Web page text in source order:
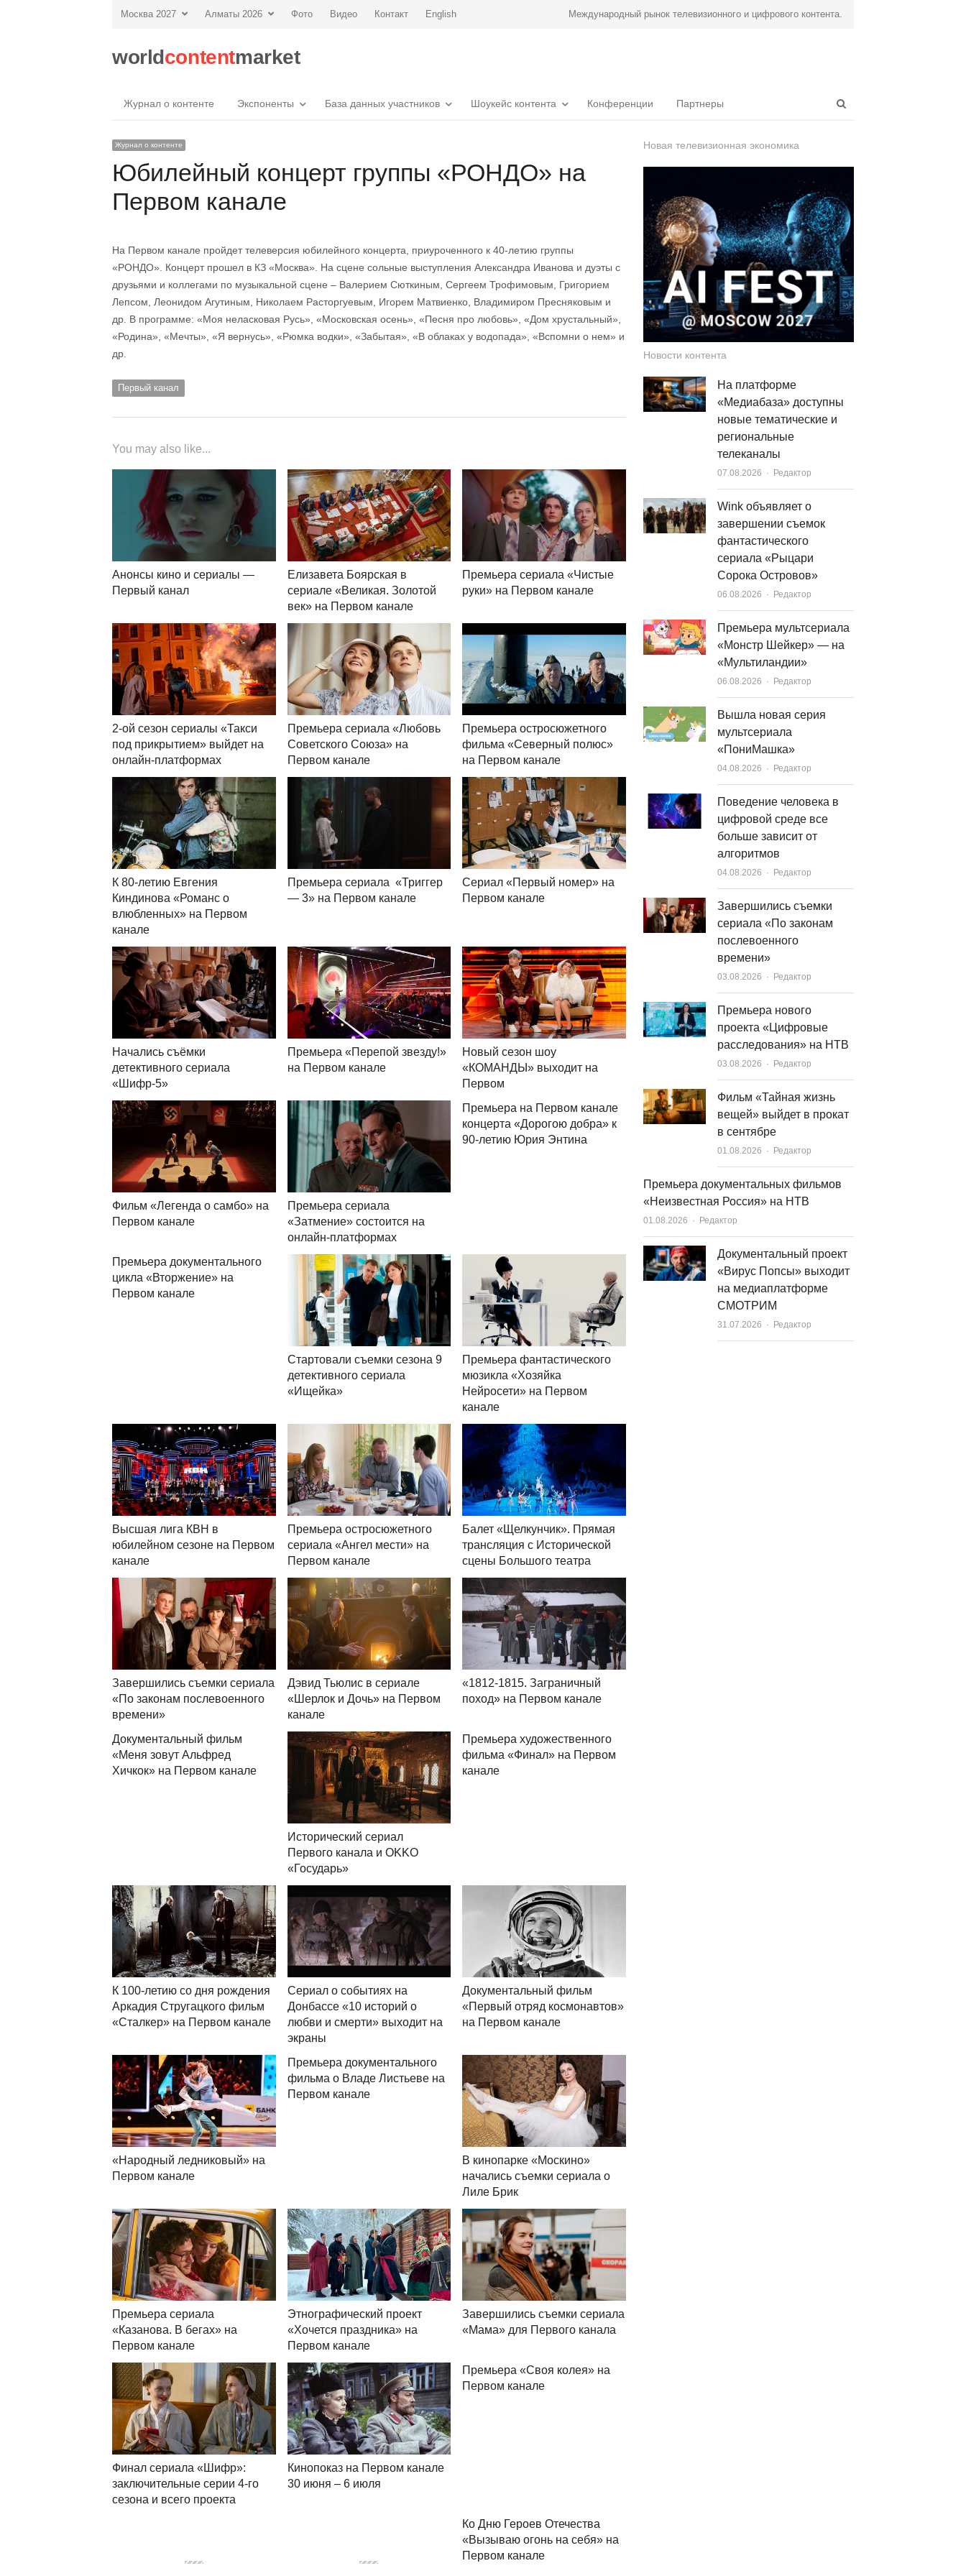
Москва 2027 Алматы 2026 Фото Видео Контакт English Международный рынок телевизионного и цифрового контента.
worldcontentmarket
Журнал о контенте Экспоненты База данных участников Шоукейс контента Конференции Партнеры
Журнал о контенте
Юбилейный концерт группы «РОНДО» на
Первом канале
На Первом канале пройдет телеверсия юбилейного концерта, приуроченного к 40-летию группы
«РОНДО». Концерт прошел в КЗ «Москва». На сцене сольные выступления Александра Иванова и дуэты с
друзьями и коллегами по музыкальной сцене – Валерием Сюткиным, Сергеем Трофимовым, Григорием
Лепсом, Леонидом Агутиным, Николаем Расторгуевым, Игорем Матвиенко, Владимиром Пресняковым и
др. В программе: «Моя неласковая Русь», «Московская осень», «Песня про любовь», «Дом хрустальный»,
«Родина», «Мечты», «Я вернусь», «Рюмка водки», «Забытая», «В облаках у водопада», «Вспомни о нем» и
др.
Первый канал
You may also like...
Анонсы кино и сериалы —
Первый канал
Елизавета Боярская в
сериале «Великая. Золотой
век» на Первом канале
Премьера сериала «Чистые
руки» на Первом канале
2-ой сезон сериалы «Такси
под прикрытием» выйдет на
онлайн-платформах
Премьера сериала «Любовь
Советского Союза» на
Первом канале
Премьера остросюжетного
фильма «Северный полюс»
на Первом канале
К 80-летию Евгения
Киндинова «Романс о
влюбленных» на Первом
канале
Премьера сериала «Триггер
— 3» на Первом канале
Сериал «Первый номер» на
Первом канале
Начались съёмки
детективного сериала
«Шифр-5»
Премьера «Перепой звезду!»
на Первом канале
Новый сезон шоу
«КОМАНДЫ» выходит на
Первом
Фильм «Легенда о самбо» на
Первом канале
Премьера сериала
«Затмение» состоится на
онлайн-платформах
Премьера на Первом канале
концерта «Дорогою добра» к
90-летию Юрия Энтина
Премьера документального
цикла «Вторжение» на
Первом канале
Стартовали съемки сезона 9
детективного сериала
«Ищейка»
Премьера фантастического
мюзикла «Хозяйка
Нейросети» на Первом
канале
Высшая лига КВН в
юбилейном сезоне на Первом
канале
Премьера остросюжетного
сериала «Ангел мести» на
Первом канале
Балет «Щелкунчик». Прямая
трансляция с Исторической
сцены Большого театра
Завершились съемки сериала
«По законам послевоенного
времени»
Дэвид Тьюлис в сериале
«Шерлок и Дочь» на Первом
канале
«1812-1815. Заграничный
поход» на Первом канале
Документальный фильм
«Меня зовут Альфред
Хичкок» на Первом канале
Исторический сериал
Первого канала и OKKO
«Государь»
Премьера художественного
фильма «Финал» на Первом
канале
К 100-летию со дня рождения
Аркадия Стругацкого фильм
«Сталкер» на Первом канале
Сериал о событиях на
Донбассе «10 историй о
любви и смерти» выходит на
экраны
Документальный фильм
«Первый отряд космонавтов»
на Первом канале
«Народный ледниковый» на
Первом канале
Премьера документального
фильма о Владе Листьеве на
Первом канале
В кинопарке «Москино»
начались съемки сериала о
Лиле Брик
Премьера сериала
«Казанова. В бегах» на
Первом канале
Этнографический проект
«Хочется праздника» на
Первом канале
Завершились съемки сериала
«Мама» для Первого канала
Финал сериала «Шифр»:
заключительные серии 4-го
сезона и всего проекта
Кинопоказ на Первом канале
30 июня – 6 июля
Премьера «Своя колея» на
Первом канале
Ко Дню Героев Отечества
«Вызываю огонь на себя» на
Первом канале
Новая телевизионная экономика
Новости контента
На платформе
«Медиабаза» доступны
новые тематические и
региональные
телеканалы
07.08.2026 Author
Редактор
Wink объявляет о
завершении съемок
фантастического
сериала «Рыцари
Сорока Островов»
06.08.2026 Author
Редактор
Премьера мультсериала
«Монстр Шейкер» — на
«Мультиландии»
06.08.2026 Author
Редактор
Вышла новая серия
мультсериала
«ПониМашка»
04.08.2026 Author
Редактор
Поведение человека в
цифровой среде все
больше зависит от
алгоритмов
04.08.2026 Author
Редактор
Завершились съемки
сериала «По законам
послевоенного
времени»
03.08.2026 Author
Редактор
Премьера нового
проекта «Цифровые
расследования» на НТВ
03.08.2026 Author
Редактор
Фильм «Тайная жизнь
вещей» выйдет в прокат
в сентябре
01.08.2026 Author
Редактор
Премьера документальных фильмов
«Неизвестная Россия» на НТВ
01.08.2026 Author
Редактор
Документальный проект
«Вирус Попсы» выходит
на медиаплатформе
СМОТРИМ
31.07.2026 Author
Редактор